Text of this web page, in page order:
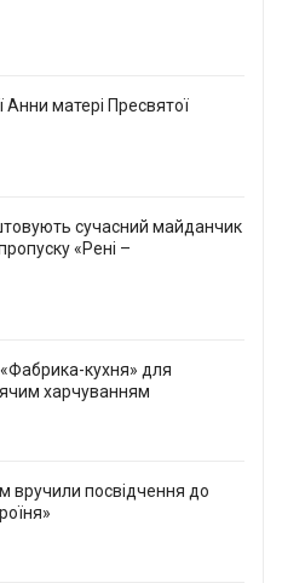
Анни матері Пресвятої
сучасний майданчик
«Рені –
«Фабрика-кухня» для
харчуванням
вручили посвідчення до